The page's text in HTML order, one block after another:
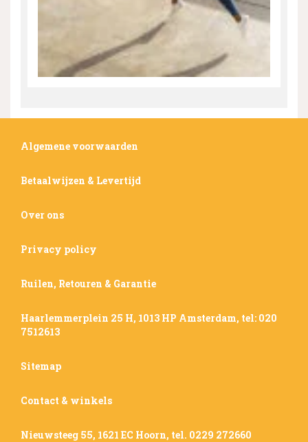
Algemene voorwaarden
Betaalwijzen & Levertijd
Over ons
Privacy policy
Ruilen, Retouren & Garantie
Haarlemmerplein 25 H, 1013 HP Amsterdam, tel: 020
7512613
Sitemap
Contact & winkels
Nieuwsteeg 55, 1621 EC Hoorn, tel. 0229 272660